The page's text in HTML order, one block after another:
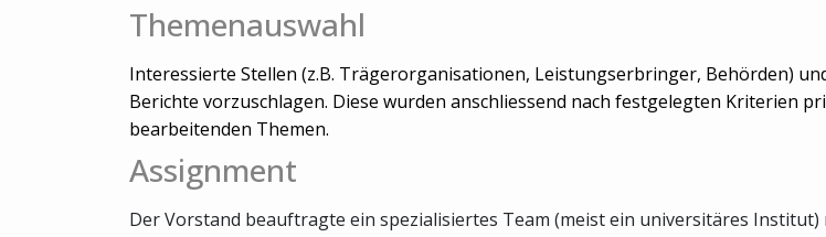
Themenauswahl
Interessierte Stellen (z.B. Trägerorganisationen, Leistungserbringer, Behörden)
Berichte vorzuschlagen. Diese wurden anschliessend nach festgelegten Kriterien
bearbeitenden Themen.
Assignment
Der Vorstand beauftragte ein spezialisiertes Team (meist ein universitäres Institut)